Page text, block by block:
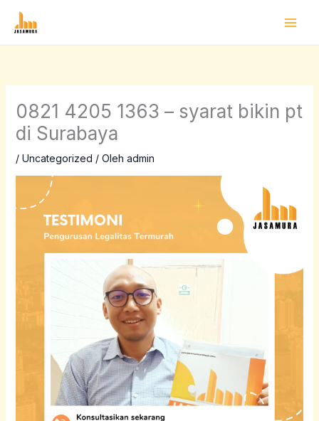
0821 4205 1363 – syarat bikin pt
di Surabaya
/ Uncategorized / Oleh admin